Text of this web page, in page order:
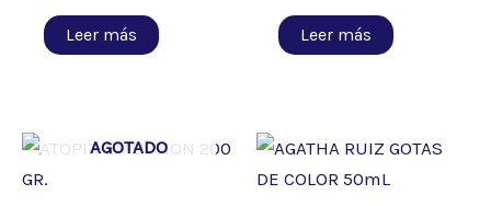
Leer más Leer más
AGOTADO